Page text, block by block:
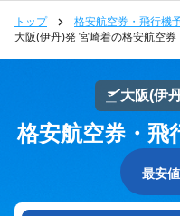
トップ 格安航空券・飛行機
大阪(伊丹)発 宮崎着の格安航空券
大阪(伊
格安航空券・飛
最安値